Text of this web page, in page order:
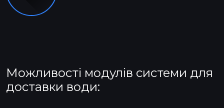
Можливості модулів системи для
доставки води: